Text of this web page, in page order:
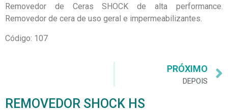
Removedor de Ceras SHOCK de alta performance.
Removedor de cera de uso geral e impermeabilizantes.
Código: 107
PRÓXIMO
DEPOIS
REMOVEDOR SHOCK HS